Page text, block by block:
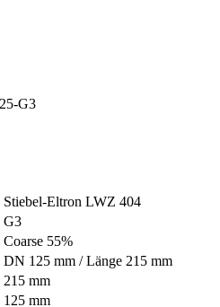
G3
Stiebel-Eltron LWZ 404
G3
Coarse 55%
DN 125 mm / Länge 215 mm
215 mm
125 mm